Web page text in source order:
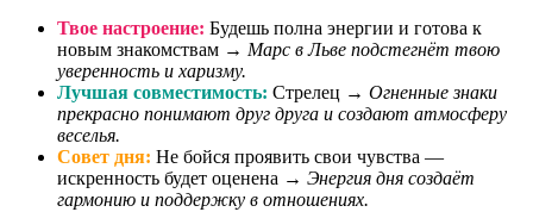
Твое настроение: Будешь полна энергии и готова к
новым знакомствам → Марс в Льве подстегнёт твою
уверенность и харизму.
Лучшая совместимость: Стрелец → Огненные знаки
прекрасно понимают друг друга и создают атмосферу
веселья.
Совет дня: Не бойся проявить свои чувства —
искренность будет оценена → Энергия дня создаёт
гармонию и поддержку в отношениях.